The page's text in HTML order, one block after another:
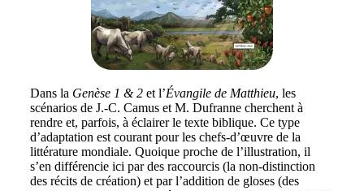
Dans la Genèse 1 & 2 et l’Évangile de Matthieu, les
scénarios de J.-C. Camus et M. Dufranne cherchent à
rendre et, parfois, à éclairer le texte biblique. Ce type
d’adaptation est courant pour les chefs-d’œuvre de la
littérature mondiale. Quoique proche de l’illustration, il
s’en différencie ici par des raccourcis (la non-distinction
des récits de création) et par l’addition de gloses (des